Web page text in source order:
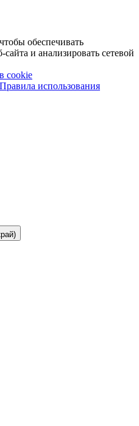
обеспечивать
и анализировать сетевой
cookie
Правила использования